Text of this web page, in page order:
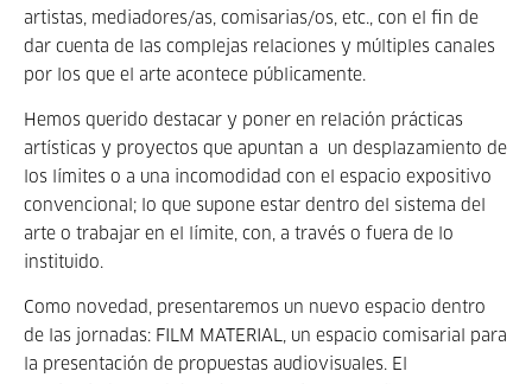
artistas, mediadores/as, comisarias/os, etc., con el fin de
dar cuenta de las complejas relaciones y múltiples canales
por los que el arte acontece públicamente.
Hemos querido destacar y poner en relación prácticas
artísticas y proyectos que apuntan a un desplazamiento de
los límites o a una incomodidad con el espacio expositivo
convencional; lo que supone estar dentro del sistema del
arte o trabajar en el límite, con, a través o fuera de lo
instituido.
Como novedad, presentaremos un nuevo espacio dentro
de las jornadas: FILM MATERIAL, un espacio comisarial para
la presentación de propuestas audiovisuales. El